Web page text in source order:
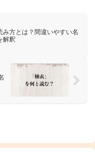
み方とは？間違いやすい名
解釈